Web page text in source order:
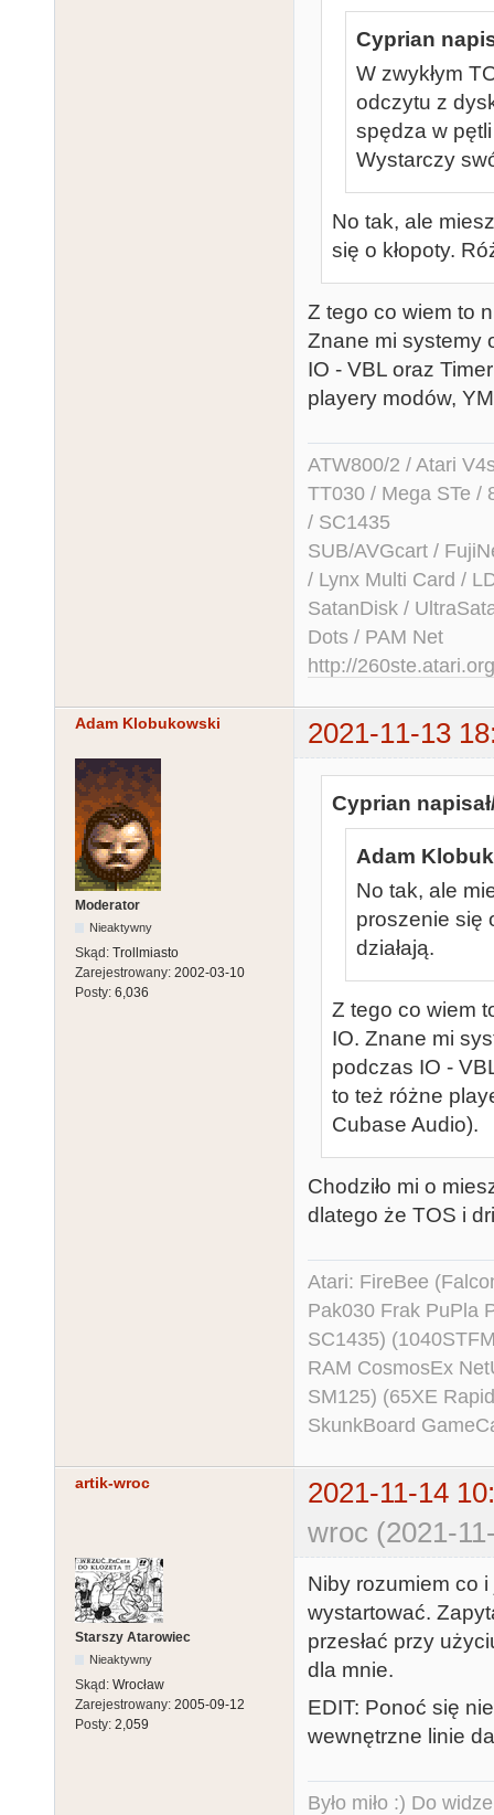
Cyprian
W zwykłym
odczytu z
spędza w
Wystarczy
No tak, ale
się o kłopoty.
Z tego co wiem to
Znane mi systemy
IO - VBL oraz
playery modów,
ATW800/2 / Atari
TT030 / Mega STe /
/ SC1435
SUB/AVGcart /
/ Lynx Multi Card /
SatanDisk /
Dots / PAM Net
http://260ste.atari.org
Adam Klobukowski 2021-11-13
Moderator
Nieaktywny
Skąd: Trollmiasto
Zarejestrowany: 2002-03-10
Posty: 6,036
Cyprian
Adam
No tak, ale
proszenie się
działają.
Z tego co wiem
IO. Znane mi
podczas IO -
to też różne
Cubase Audio).
Chodziło mi o
dlatego że TOS i
Atari: FireBee
Pak030 Frak PuPla
SC1435)
RAM CosmosEx
SM125) (65XE
SkunkBoard
artik-wroc
2021-11-14
wroc (2021-
Starszy Atarowiec
Nieaktywny
Skąd: Wrocław
Zarejestrowany: 2005-09-12
Posty: 2,059
Niby rozumiem co
wystartować.
przesłać przy
dla mnie.
EDIT: Ponoć się
wewnętrzne linie
Było miło :) Do